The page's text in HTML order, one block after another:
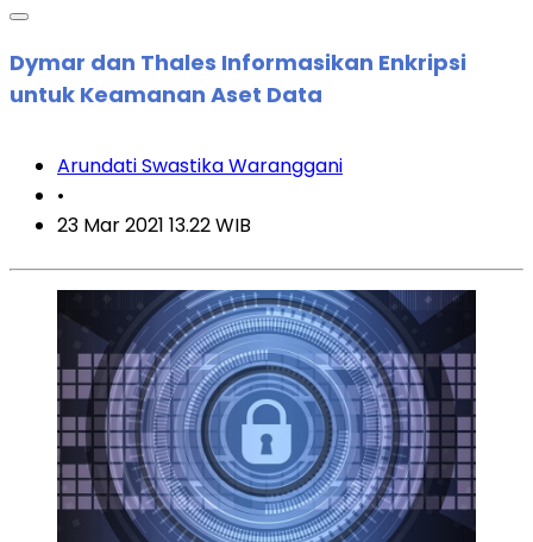
Dymar dan Thales Informasikan Enkripsi
untuk Keamanan Aset Data
Arundati Swastika Waranggani
•
23 Mar 2021 13.22 WIB